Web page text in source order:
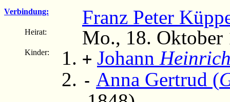
Verbindung: Franz Peter
Heirat: Mo., 18. Oktober
Kinder: + Johann
- Anna Gertrud (